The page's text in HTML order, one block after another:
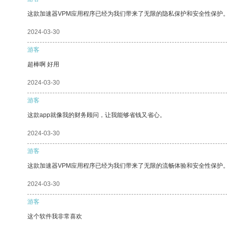
这款加速器VPM应用程序已经为我们带来了无限的隐私保护和安全性保护
2024-03-30
游客
超棒啊 好用
2024-03-30
游客
这款app就像我的财务顾问，让我能够省钱又省心。
2024-03-30
游客
这款加速器VPM应用程序已经为我们带来了无限的流畅体验和安全性保护
2024-03-30
游客
这个软件我非常喜欢